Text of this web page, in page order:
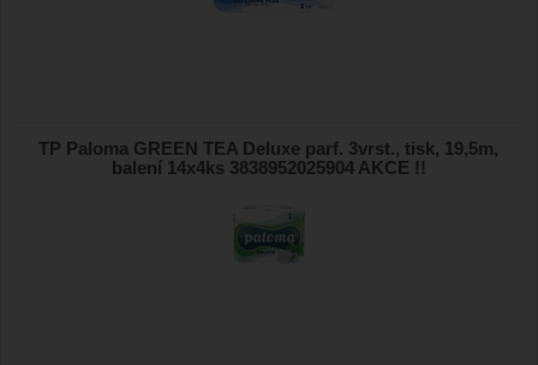
TP Paloma GREEN TEA Deluxe parf. 3vrst., tisk, 19,5m,
balení 14x4ks 3838952025904 AKCE !!